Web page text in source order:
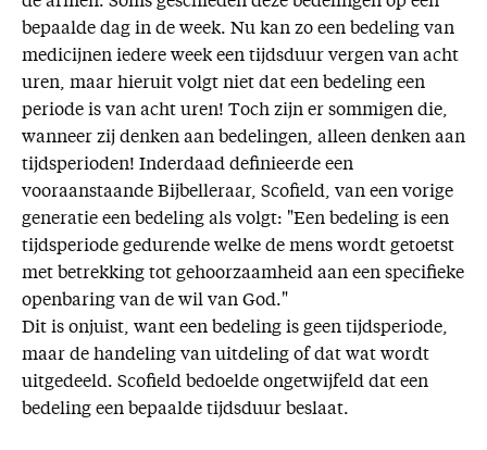
bepaalde dag in de week. Nu kan zo een bedeling van
medicijnen iedere week een tijdsduur vergen van acht
uren, maar hieruit volgt niet dat een bedeling een
periode is van acht uren! Toch zijn er sommigen die,
wanneer zij denken aan bedelingen, alleen denken aan
tijdsperioden! Inderdaad definieerde een
vooraanstaande Bijbelleraar, Scofield, van een vorige
generatie een bedeling als volgt: "Een bedeling is een
tijdsperiode gedurende welke de mens wordt getoetst
met betrekking tot gehoorzaamheid aan een specifieke
openbaring van de wil van God."
Dit is onjuist, want een bedeling is geen tijdsperiode,
maar de handeling van uitdeling of dat wat wordt
uitgedeeld. Scofield bedoelde ongetwijfeld dat een
bedeling een bepaalde tijdsduur beslaat.